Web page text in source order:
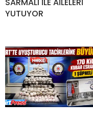
YUTUYOR